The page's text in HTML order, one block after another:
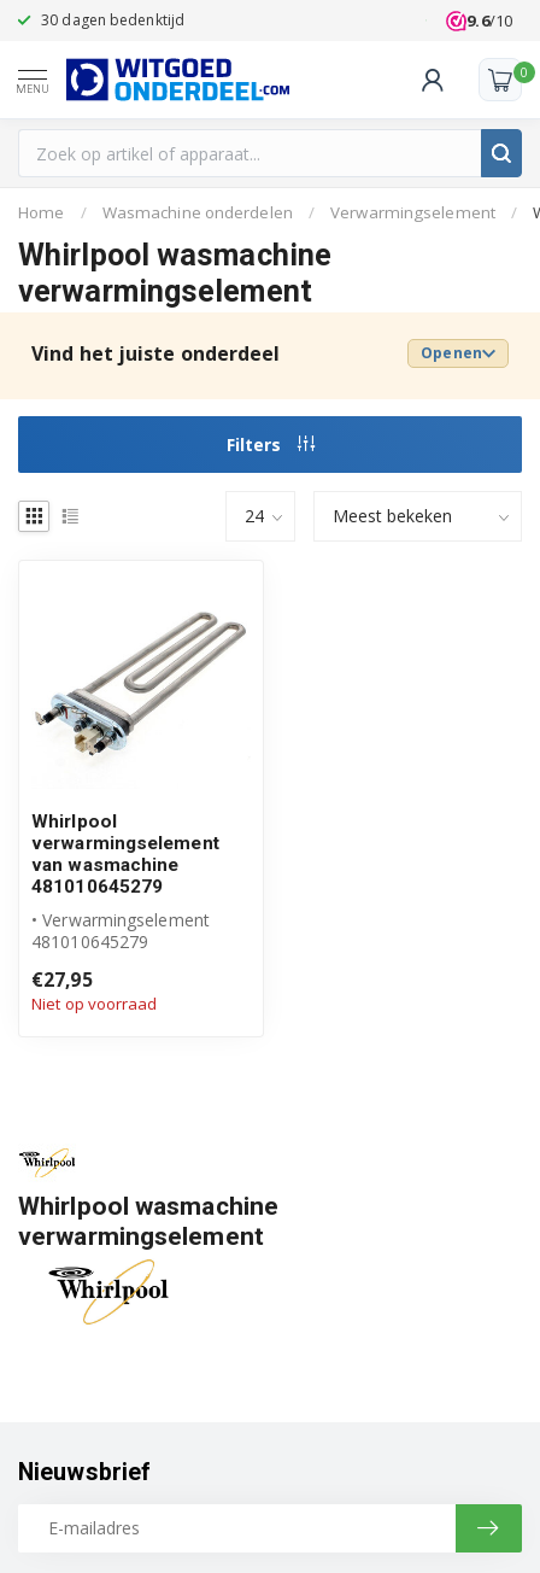
30 dagen bedenktijd Klanten
9.6/10
MENU
0
Home / Wasmachine onderdelen / Verwarmingselement /
Whirlpool wasmachine
verwarmingselement
Vind het juiste onderdeel Openen
Filters
Whirlpool
verwarmingselement
van wasmachine
481010645279
• Verwarmingselement
481010645279
product
• 230V 2050W
€27,95
Niet op voorraad
Whirlpool wasmachine
verwarmingselement
Nieuwsbrief